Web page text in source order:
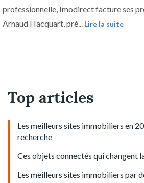
professionnelle, Imodirect facture ses
Arnaud Hacquart, pré... Lire la suite
Top articles
Les meilleurs sites immobiliers en
recherche
Ces objets connectés qui changent
Les meilleurs sites immobiliers par